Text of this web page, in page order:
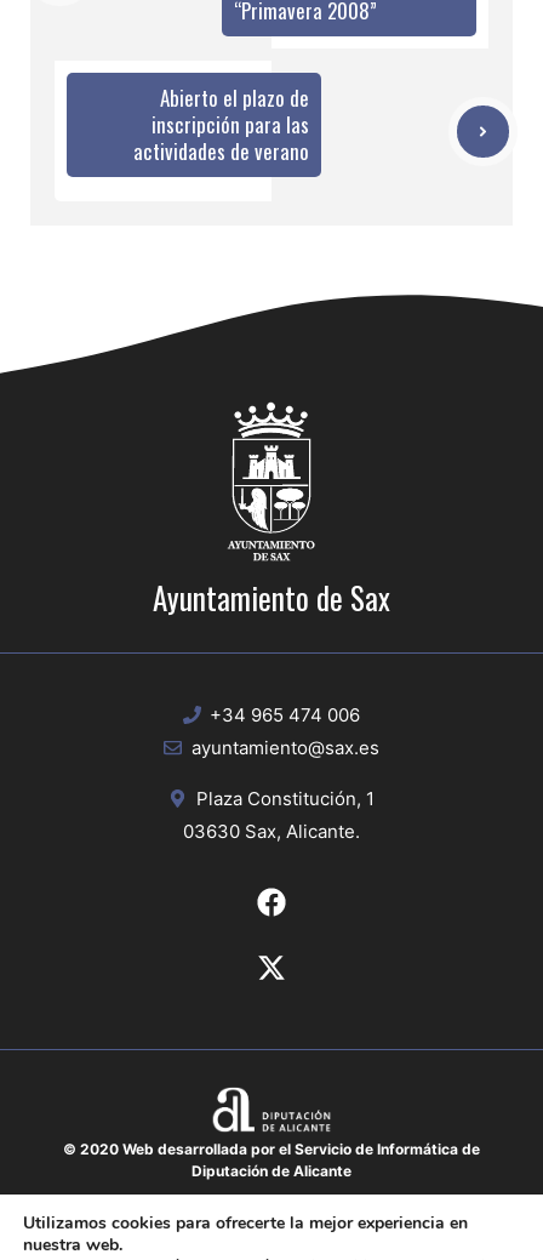
“Primavera 2008”
Abierto el plazo de
inscripción para las
actividades de verano
Ayuntamiento de Sax
+34 965 474 006
ayuntamiento@sax.es
Plaza Constitución, 1
03630 Sax, Alicante.
© 2020 Web desarrollada por el Servicio de Informática de
Diputación de Alicante
Aviso legal
Utilizamos cookies para ofrecerte la mejor experiencia en
nuestra web.